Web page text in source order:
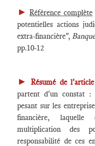
►Référence complète
potentielles actions
extra-financière",
pp.10-12
► Résumé de l'article
partent d'un constat :
pesant sur les
financière, laquelle
multiplication des
responsabilité de ces